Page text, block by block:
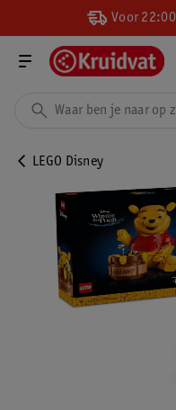
Voor
LEGO Disney